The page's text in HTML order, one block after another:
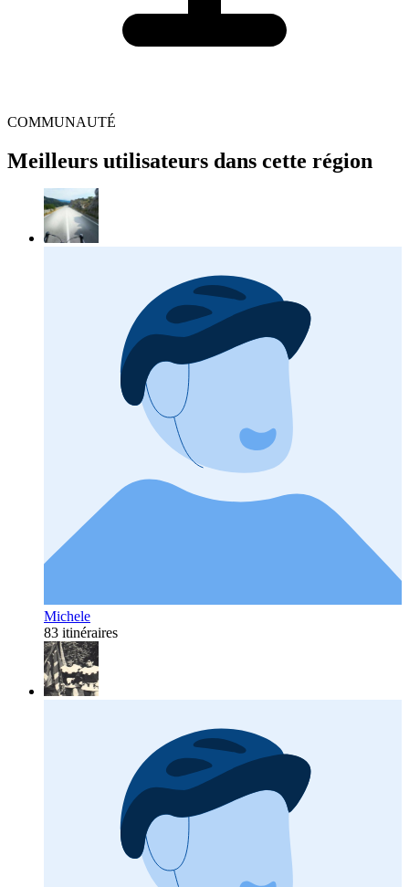
COMMUNAUTÉ
Meilleurs utilisateurs dans cette région
Michele
83 itinéraires